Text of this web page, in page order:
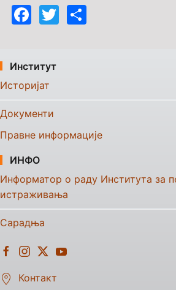
Facebook
Twitter
Институт
Историјат
Документи
Правне информације
ИНФО
Информатор о раду Института за
истраживања
Сарадња
Контакт